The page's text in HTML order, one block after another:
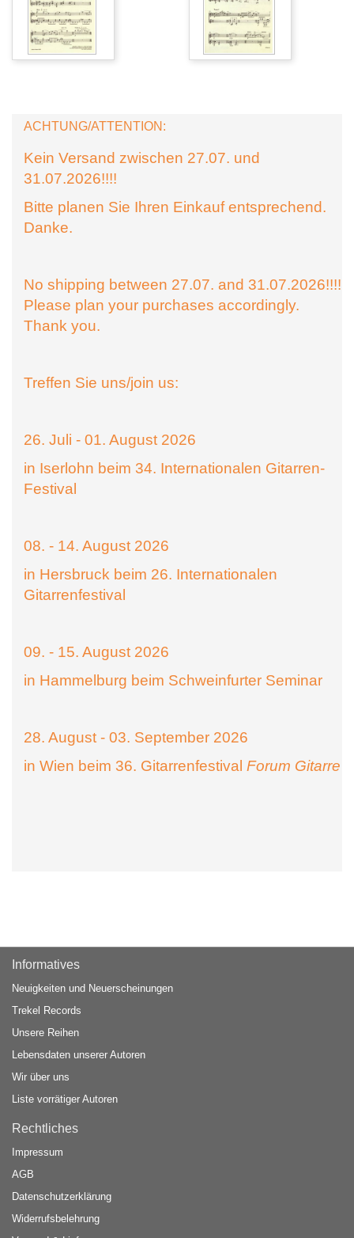
ACHTUNG/ATTENTION:
Kein Versand zwischen 27.07. und
31.07.2026!!!!
Bitte planen Sie Ihren Einkauf entsprechend.
Danke.
No shipping between 27.07. and 31.07.2026!!!!
Please plan your purchases accordingly.
Thank you.
Treffen Sie uns/join us:
26. Juli - 01. August 2026
in Iserlohn beim 34. Internationalen Gitarren-
Festival
08. - 14. August 2026
in Hersbruck beim 26. Internationalen
Gitarrenfestival
09. - 15. August 2026
in Hammelburg beim Schweinfurter Seminar
28. August - 03. September 2026
in Wien beim 36. Gitarrenfestival Forum Gitarre
Informatives
Neuigkeiten und Neuerscheinungen
Trekel Records
Unsere Reihen
Lebensdaten unserer Autoren
Wir über uns
Liste vorrätiger Autoren
Rechtliches
Impressum
AGB
Datenschutzerklärung
Widerrufsbelehrung